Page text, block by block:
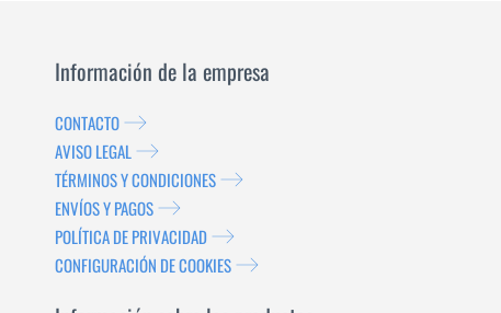
Información de la empresa
CONTACTO
AVISO LEGAL
TÉRMINOS Y CONDICIONES
ENVÍOS Y PAGOS
POLÍTICA DE PRIVACIDAD
CONFIGURACIÓN DE COOKIES